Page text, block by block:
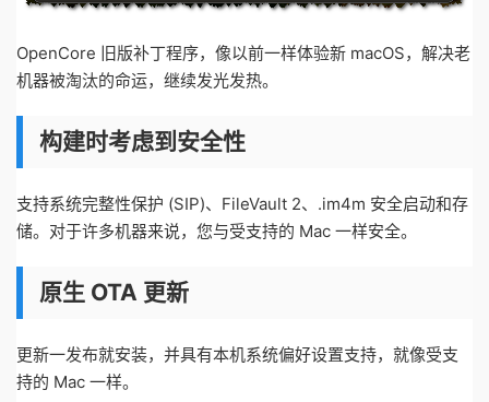
OpenCore 旧版补丁程序，像以前一样体验新 macOS，解决老
机器被淘汰的命运，继续发光发热。
构建时考虑到安全性
支持系统完整性保护 (SIP)、FileVault 2、.im4m 安全启动和存
储。对于许多机器来说，您与受支持的 Mac 一样安全。
原生 OTA 更新
更新一发布就安装，并具有本机系统偏好设置支持，就像受支
持的 Mac 一样。